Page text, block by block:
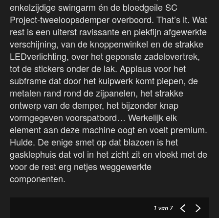
enkelzijdige swingarm én de bloedgeile SC
Project-tweeloopsdemper overboord. That’s it. Wat
rest is een uiterst ravissante en piekfijn afgewerkte
verschijning, van de knoppenwinkel en de strakke
LEDverlichting, over het geponste zadelovertrek,
tot de stickers onder de lak. Applaus voor het
subframe dat door het kuipwerk komt piepen, de
metalen rand rond de zijpanelen, het strakke
ontwerp van de demper, het bijzonder knap
vormgegeven voorspatbord… Werkelijk elk
element aan deze machine oogt en voelt premium.
Hulde. De enige smet op dat blazoen is het
gasklephuis dat vol in het zicht zit en vloekt met de
voor de rest erg netjes weggewerkte
componenten.
1 van 7